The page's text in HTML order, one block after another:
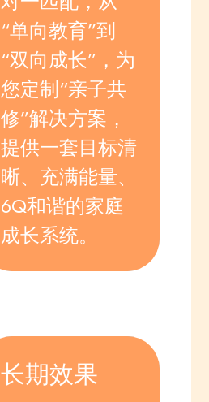
“单向教育”到
“双向成长”，为
您定制“亲子共
修”解决方案，
提供一套目标清
晰、充满能量、
6Q和谐的家庭
成长系统。
长期效果